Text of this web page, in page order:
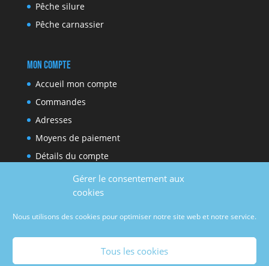
Gérer le consentement aux
cookies
Nous utilisons des cookies pour optimiser notre site web et notre service.
Tous les cookies
Pêche silure
Pêche carnassier
Mon compte
Accueil mon compte
Commandes
Adresses
Moyens de paiement
Détails du compte
Réseaux sociaux
Facebook Youtube